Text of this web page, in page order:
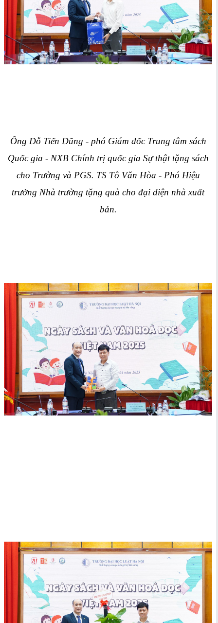
Ông Đỗ Tiến Dũng - phó Giám đốc Trung tâm sách
Quốc gia - NXB Chính trị quốc gia Sự thật tặng sách
cho Trường và PGS. TS Tô Văn Hòa - Phó Hiệu
trưởng Nhà trường tặng quà cho đại diện nhà xuất
bản.